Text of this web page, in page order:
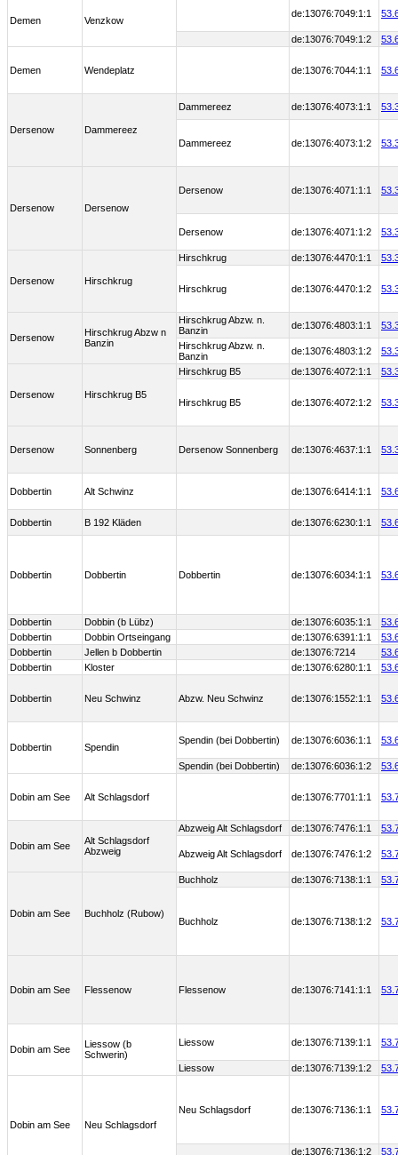
Demen Venzkow
de:13076:7049:1:1
de:13076:7049:1:2
Demen Wendeplatz de:13076:7044:1:1
Dersenow Dammereez
Dammereez de:13076:4073:1:1
Dammereez de:13076:4073:1:2
Dersenow Dersenow
Dersenow de:13076:4071:1:1
Dersenow de:13076:4071:1:2
Dersenow Hirschkrug
Hirschkrug de:13076:4470:1:1
Hirschkrug de:13076:4470:1:2
Dersenow
Hirschkrug Abzw n
Banzin
Hirschkrug Abzw. n.
Banzin
de:13076:4803:1:1
Hirschkrug Abzw. n.
Banzin
de:13076:4803:1:2
Dersenow Hirschkrug B5
Hirschkrug B5 de:13076:4072:1:1
Hirschkrug B5 de:13076:4072:1:2
Dersenow Sonnenberg Dersenow Sonnenberg de:13076:4637:1:1
Dobbertin Alt Schwinz de:13076:6414:1:1
Dobbertin B 192 Kläden de:13076:6230:1:1
Dobbertin Dobbertin Dobbertin de:13076:6034:1:1
Dobbertin Dobbin (b Lübz) de:13076:6035:1:1
Dobbertin
Dobbin Ortseingang de:13076:6391:1:1
Dobbertin
Jellen b Dobbertin de:13076:7214
Dobbertin
Kloster de:13076:6280:1:1
Dobbertin Neu Schwinz Abzw. Neu Schwinz de:13076:1552:1:1
Dobbertin Spendin
Spendin (bei Dobbertin) de:13076:6036:1:1
Spendin (bei Dobbertin) de:13076:6036:1:2
Dobin am See Alt Schlagsdorf de:13076:7701:1:1
Dobin am See
Alt Schlagsdorf
Abzweig
Abzweig Alt Schlagsdorf de:13076:7476:1:1
Abzweig Alt Schlagsdorf de:13076:7476:1:2
Dobin am See Buchholz (Rubow)
Buchholz de:13076:7138:1:1
Buchholz de:13076:7138:1:2
Dobin am See Flessenow Flessenow de:13076:7141:1:1
Dobin am See
Liessow (b
Schwerin)
Liessow de:13076:7139:1:1
Liessow de:13076:7139:1:2
Dobin am See Neu Schlagsdorf
Neu Schlagsdorf de:13076:7136:1:1
de:13076:7136:1:2